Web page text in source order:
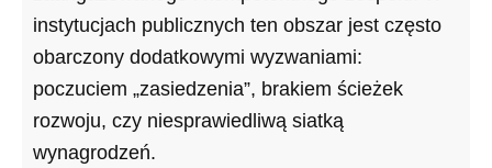
instytucjach publicznych ten obszar jest często
obarczony dodatkowymi wyzwaniami:
poczuciem „zasiedzenia”, brakiem ścieżek
rozwoju, czy niesprawiedliwą siatką
wynagrodzeń.